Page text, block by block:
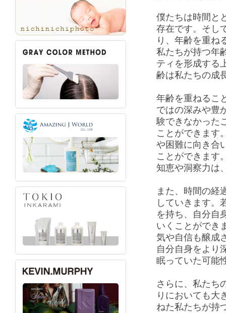
僕たちは時間と
存在です。そし
り、年齢を重ね
私たちが持つ年
ティを形成する
齢は私たちの成
年齢を重ねるこ
ではの深みや豊
験できなかった
ことができます
や困難に向き合
ことができます
知恵や洞察力は
また、時間の経
していきます。
を持ち、自分自
いくことができ
気や自信も醸成
自分自身をより
眠っていた可能
さらに、私たち
りにおいても大
ねた私たちが持